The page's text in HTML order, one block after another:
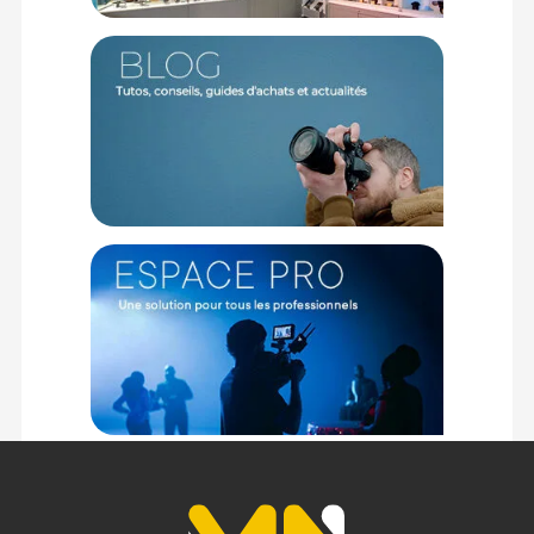
Le viseur interchangeable de 9.44 millions de points fournit
une visualisation lumineuse et confortable ; l'écran LCD tactile
3,5" est inclinable sur 3 axes et vous permet de réaliser des
Caractéristiques de l'hybride moyen-format Fujifilm
GFX-100 II nu :
CAPTEUR
Monture : Fujifilm G
Format : Moyen-format
Résolution: 102 mégapixels (11648 x 8736)
Ratio d'aspect : 1: 1, 3: 2, 4: 3, 5: 4, 7: 6, 16: 9, 65:24
Taille du capteur : 43,8 x 32,9 mm
Format de fichier image : DNG, JPEG, TIFF
Profondeur : 16 bits
Stabilisation d'image : Sur 5 axes
Sensibilité ISO : Auto, 100 à 12800 (étendu: 50 à 102400)